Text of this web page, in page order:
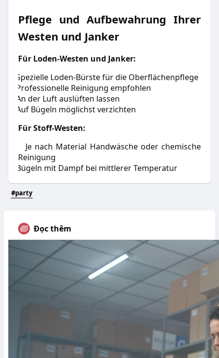
Pflege und Aufbewahrung Ihrer
Westen und Janker
Für Loden-Westen und Janker:
Spezielle Loden-Bürste für die Oberflächenpflege
Professionelle Reinigung empfohlen
An der Luft auslüften lassen
Auf Bügeln möglichst verzichten
Für Stoff-Westen:
Je nach Material Handwäsche oder chemische
Reinigung
Bügeln mit Dampf bei mittlerer Temperatur
#party
Đọc thêm